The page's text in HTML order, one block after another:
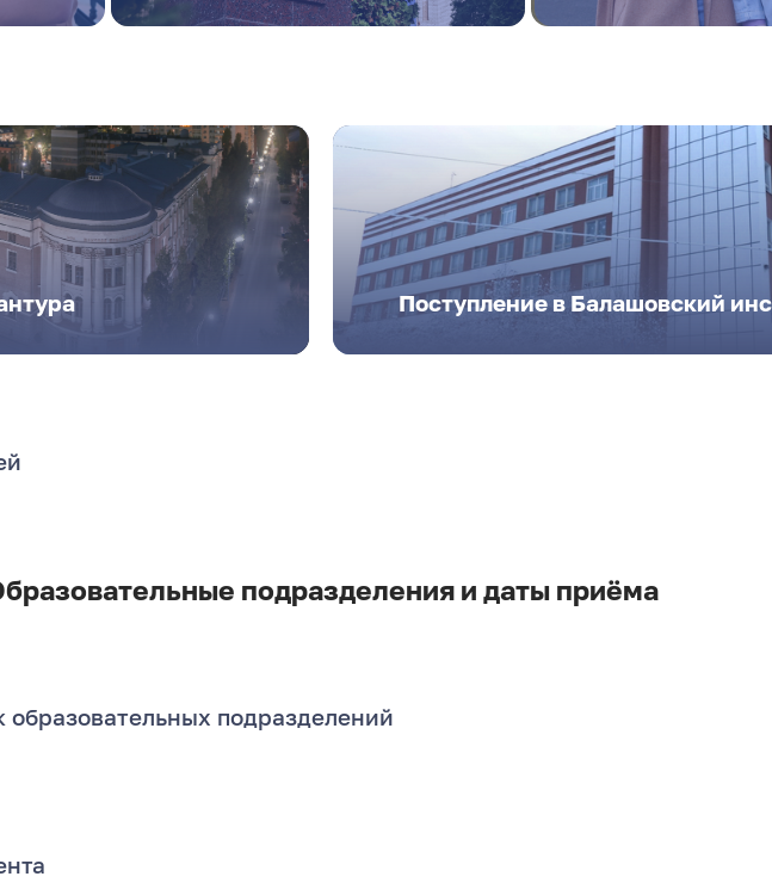
Поступление в Балашовский
подразделения и даты приёма
образовательных подразделений